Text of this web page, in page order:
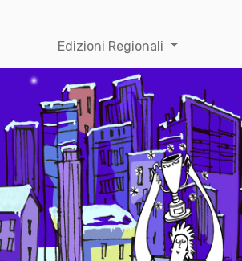
Edizioni Regionali